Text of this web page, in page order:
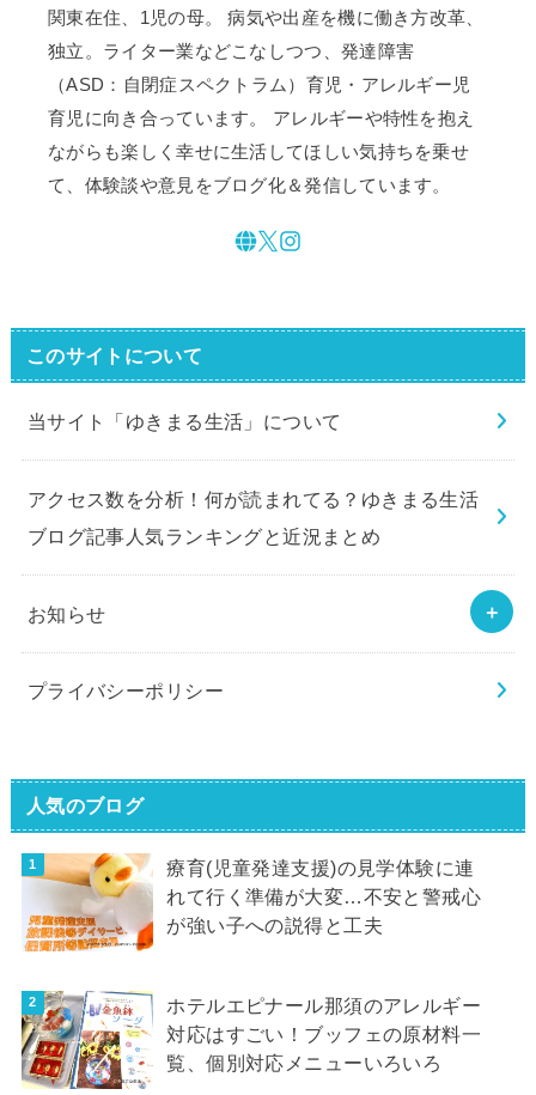
関東在住、1児の母。 病気や出産を機に働き方改革、
独立。ライター業などこなしつつ、発達障害
（ASD：自閉症スペクトラム）育児・アレルギー児
育児に向き合っています。 アレルギーや特性を抱え
ながらも楽しく幸せに生活してほしい気持ちを乗せ
て、体験談や意見をブログ化＆発信しています。
このサイトについて
当サイト「ゆきまる生活」について
アクセス数を分析！何が読まれてる？ゆきまる生活
ブログ記事人気ランキングと近況まとめ
お知らせ
プライバシーポリシー
人気のブログ
療育(児童発達支援)の見学体験に連
れて行く準備が大変…不安と警戒心
が強い子への説得と工夫
ホテルエピナール那須のアレルギー
対応はすごい！ブッフェの原材料一
覧、個別対応メニューいろいろ